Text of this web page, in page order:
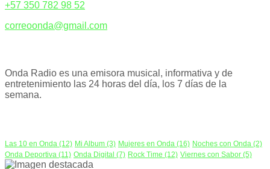
+57 350 782 98 52
correoonda@gmail.com
Onda Radio es una emisora musical, informativa y de
entretenimiento las 24 horas del día, los 7 días de la
semana.
Las 10 en Onda (12) Mi Album (3) Mujeres en Onda (16) Noches con Onda (2)
Onda Deportiva (11) Onda Digital (7) Rock Time (12) Viernes con Sabor (5)